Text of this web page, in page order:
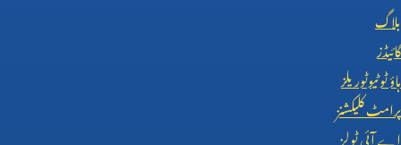
بلاگ
گائیڈز
ہاؤ ٹو ٹیوٹوریلز
پرامٹ کلیکشنز
اے آئی ٹولز